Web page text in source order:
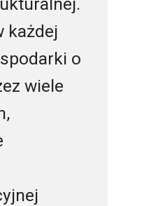
każdej
o
wiele